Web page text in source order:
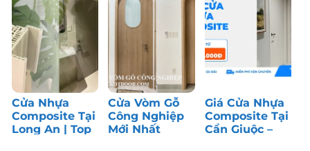
Cửa Nhựa
Composite Tại
Long An | Top
Cửa Vòm Gỗ
Công Nghiệp
Mới Nhất
Giá Cửa Nhựa
Composite Tại
Cần Giuộc –